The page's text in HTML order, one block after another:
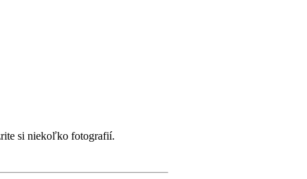
si niekoľko fotografií.